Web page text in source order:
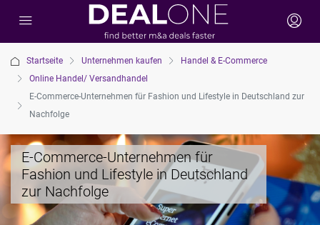
Startseite Unternehmen kaufen
Handel & E-Commerce
Online Handel/ Versandhandel
E-Commerce-Unternehmen für Fashion und Lifestyle in Deutschland zur
Nachfolge
E-Commerce-Unternehmen für
Fashion und Lifestyle in Deutschland
zur Nachfolge